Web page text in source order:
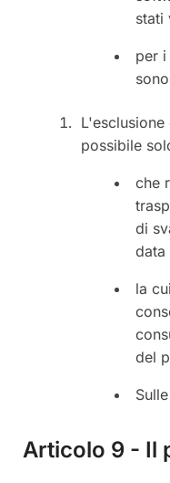
stati
per
possibile
che
di
data
la
del
Articolo 9 - Il